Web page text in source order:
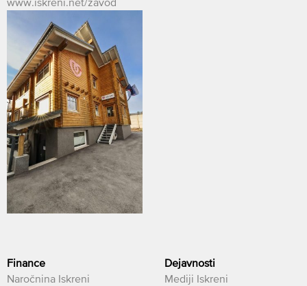
Finance
Naročnina Iskreni
Dejavnosti
Mediji Iskreni